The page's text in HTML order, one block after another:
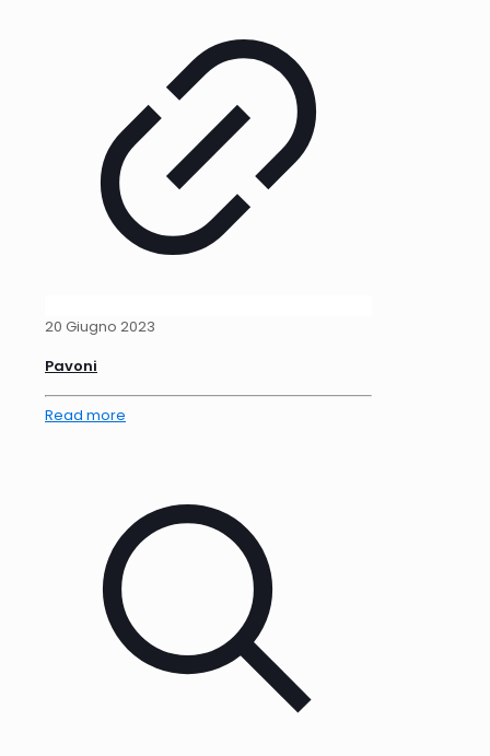
20 Giugno 2023
Pavoni
Read more